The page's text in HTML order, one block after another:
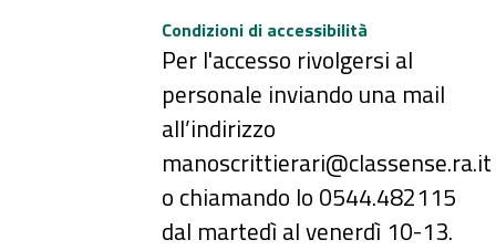
Condizioni di accessibilità
Per l'accesso rivolgersi al
personale inviando una mail
all’indirizzo
manoscrittierari@classense.ra.it
o chiamando lo 0544.482115
dal martedì al venerdì 10-13.